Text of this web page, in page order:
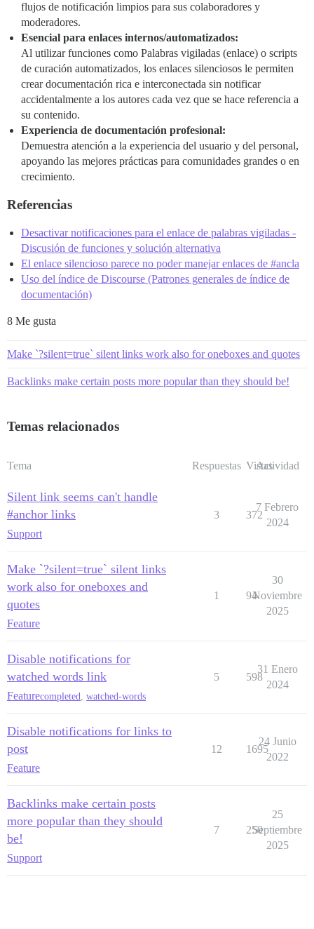
flujos de notificación limpios para sus colaboradores y
moderadores.
Esencial para enlaces internos/automatizados:
Al utilizar funciones como Palabras vigiladas (enlace) o scripts
de curación automatizados, los enlaces silenciosos le permiten
crear documentación rica e interconectada sin notificar
accidentalmente a los autores cada vez que se hace referencia a
su contenido.
Experiencia de documentación profesional:
Demuestra atención a la experiencia del usuario y del personal,
apoyando las mejores prácticas para comunidades grandes o en
crecimiento.
Referencias
Desactivar notificaciones para el enlace de palabras vigiladas -
Discusión de funciones y solución alternativa
El enlace silencioso parece no poder manejar enlaces de #ancla
Uso del índice de Discourse (Patrones generales de índice de
documentación)
8 Me gusta
Make `?silent=true` silent links work also for oneboxes and quotes
Backlinks make certain posts more popular than they should be!
Temas relacionados
Tema Respuestas Vistas
Actividad
Silent link seems can't handle
#anchor links
Support
3 372
7 Febrero
2024
Make `?silent=true` silent links
work also for oneboxes and
quotes
Feature
1 94
30
Noviembre
2025
Disable notifications for
watched words link
Featurecompleted watched-words
5 598
31 Enero
2024
Disable notifications for links to
post
Feature
12 1695
24 Junio
2022
Backlinks make certain posts
more popular than they should
be!
Support
7 250
25
Septiembre
2025